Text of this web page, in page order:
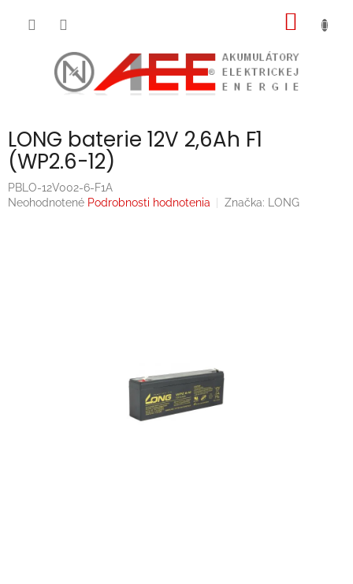
LONG baterie 12V 2,6Ah F1
(WP2.6-12)
PBLO-12V002-6-F1A
Priemerné
Neohodnotené Podrobnosti hodnotenia Značka: LONG